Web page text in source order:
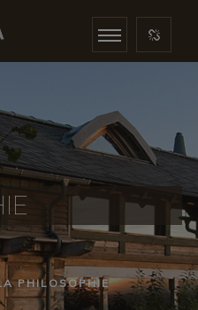
PHILOSOPHIE